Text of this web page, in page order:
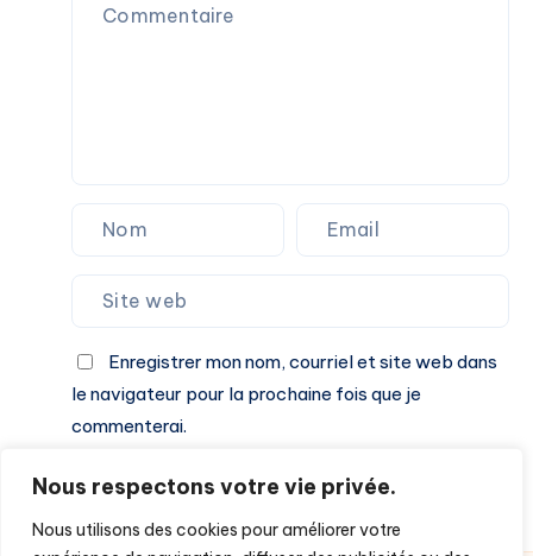
Nous respectons votre vie privée.
Nous utilisons des cookies pour améliorer votre
guide
Enregistrer mon nom, courriel et site web dans
le navigateur pour la prochaine fois que je
commenterai.
Laisser un commentaire